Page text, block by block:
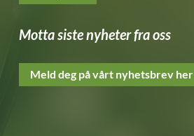
Motta siste nyheter fra oss
Meld deg på vårt nyhetsbrev her